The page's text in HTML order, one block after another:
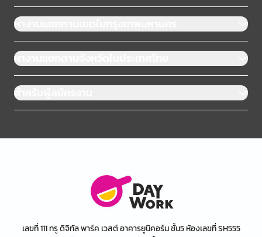
หางานแยกตามเขตในกรุงเทพมหานคร
หางานแยกตามจังหวัดในประเทศไทย
สำหรับผู้สมัครงาน
เลขที่ 111 ทรู ดิจิทัล พาร์ค เวสต์ อาคารยูนิคอร์น ชั้น5 ห้องเลขที่ SH555